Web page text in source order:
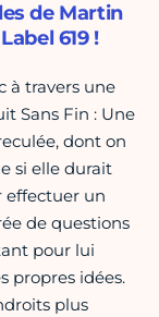
de Martin
619 !
à travers une
Sans Fin : Une
dont on
si elle durait
effectuer un
de questions
pour lui
propres idées.
plus